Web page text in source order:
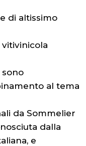
di altissimo
vitivinicola
al tema
da Sommelier
dalla
e